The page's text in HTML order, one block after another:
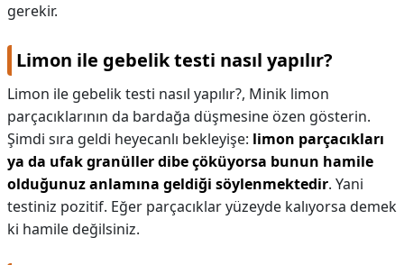
gerekir.
Limon ile gebelik testi nasıl yapılır?
Limon ile gebelik testi nasıl yapılır?, Minik limon
parçacıklarının da bardağa düşmesine özen gösterin.
Şimdi sıra geldi heyecanlı bekleyişe: limon parçacıkları
ya da ufak granüller dibe çöküyorsa bunun hamile
olduğunuz anlamına geldiği söylenmektedir. Yani
testiniz pozitif. Eğer parçacıklar yüzeyde kalıyorsa demek
ki hamile değilsiniz.